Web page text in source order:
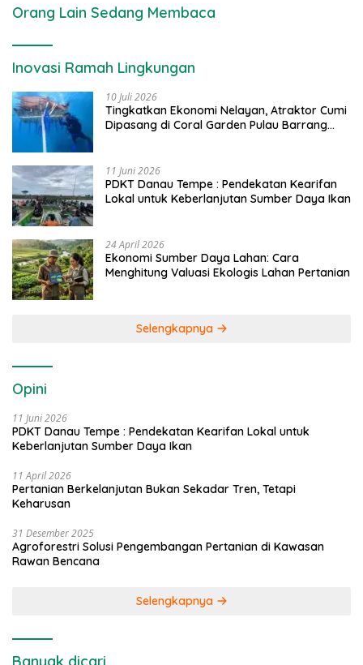
Orang Lain Sedang Membaca
Inovasi Ramah Lingkungan
10 Juli 2026
Tingkatkan Ekonomi Nelayan, Atraktor Cumi
Dipasang di Coral Garden Pulau Barrang
11 Juni 2026
PDKT Danau Tempe : Pendekatan Kearifan
Lokal untuk Keberlanjutan Sumber Daya Ikan
24 April 2026
Ekonomi Sumber Daya Lahan: Cara
Menghitung Valuasi Ekologis Lahan Pertanian
Selengkapnya
Opini
11 Juni 2026
PDKT Danau Tempe : Pendekatan Kearifan Lokal untuk
Keberlanjutan Sumber Daya Ikan
11 April 2026
Pertanian Berkelanjutan Bukan Sekadar Tren, Tetapi
Keharusan
31 Desember 2025
Agroforestri Solusi Pengembangan Pertanian di Kawasan
Rawan Bencana
Selengkapnya